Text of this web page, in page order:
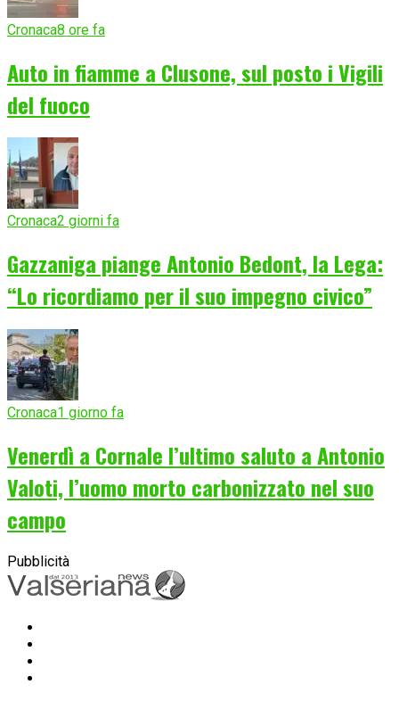
Cronaca8 ore fa
Auto in fiamme a Clusone, sul posto i Vigili
del fuoco
Cronaca2 giorni fa
Gazzaniga piange Antonio Bedont, la Lega:
“Lo ricordiamo per il suo impegno civico”
Cronaca1 giorno fa
Venerdì a Cornale l’ultimo saluto a Antonio
Valoti, l’uomo morto carbonizzato nel suo
campo
Pubblicità